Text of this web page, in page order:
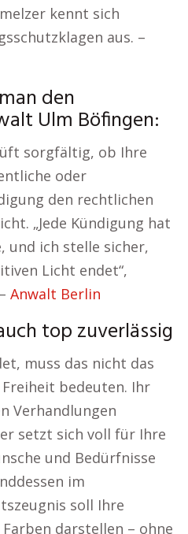
kennt sich
aus. –
den
Ulm Böfingen:
sorgfältig, ob Ihre
oder
den rechtlichen
„Jede Kündigung hat
und ich stelle sicher,
Licht endet“,
Anwalt Berlin
top zuverlässig
muss das nicht das
bedeuten. Ihr
Verhandlungen
setzt sich voll für Ihre
und Bedürfnisse
im
soll Ihre
darstellen – ohne